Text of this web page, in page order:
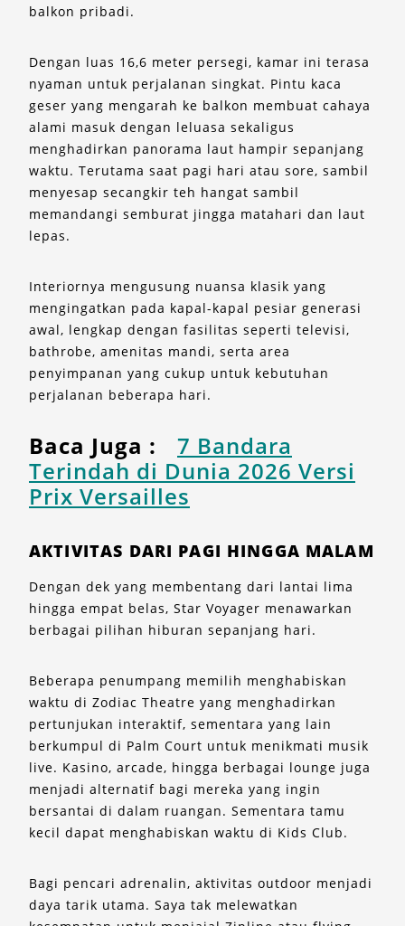
balkon pribadi.
Dengan luas 16,6 meter persegi, kamar ini terasa
nyaman untuk perjalanan singkat. Pintu kaca
geser yang mengarah ke balkon membuat cahaya
alami masuk dengan leluasa sekaligus
menghadirkan panorama laut hampir sepanjang
waktu. Terutama saat pagi hari atau sore, sambil
menyesap secangkir teh hangat sambil
memandangi semburat jingga matahari dan laut
lepas.
Interiornya mengusung nuansa klasik yang
mengingatkan pada kapal-kapal pesiar generasi
awal, lengkap dengan fasilitas seperti televisi,
bathrobe, amenitas mandi, serta area
penyimpanan yang cukup untuk kebutuhan
perjalanan beberapa hari.
Baca Juga :
7 Bandara
Terindah di Dunia 2026 Versi
Prix Versailles
AKTIVITAS DARI PAGI HINGGA MALAM
Dengan dek yang membentang dari lantai lima
hingga empat belas, Star Voyager menawarkan
berbagai pilihan hiburan sepanjang hari.
Beberapa penumpang memilih menghabiskan
waktu di Zodiac Theatre yang menghadirkan
pertunjukan interaktif, sementara yang lain
berkumpul di Palm Court untuk menikmati musik
live. Kasino, arcade, hingga berbagai lounge juga
menjadi alternatif bagi mereka yang ingin
bersantai di dalam ruangan. Sementara tamu
kecil dapat menghabiskan waktu di Kids Club.
Bagi pencari adrenalin, aktivitas outdoor menjadi
daya tarik utama. Saya tak melewatkan